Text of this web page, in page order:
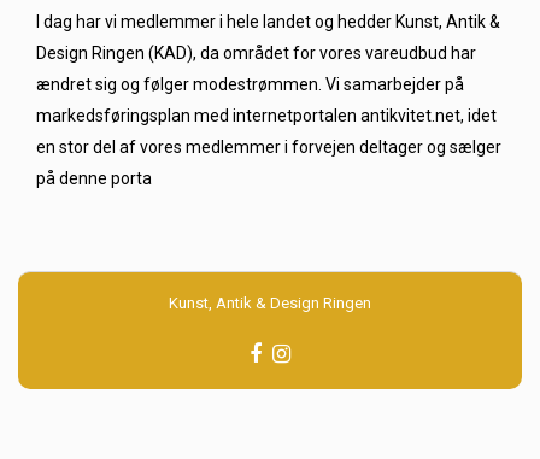
I dag har vi medlemmer i hele landet og hedder Kunst, Antik &
Design Ringen (KAD), da området for vores vareudbud har
ændret sig og følger modestrømmen. Vi samarbejder på
markedsføringsplan med internetportalen antikvitet.net, idet
en stor del af vores medlemmer i forvejen deltager og sælger
på denne porta
Kunst, Antik & Design Ringen